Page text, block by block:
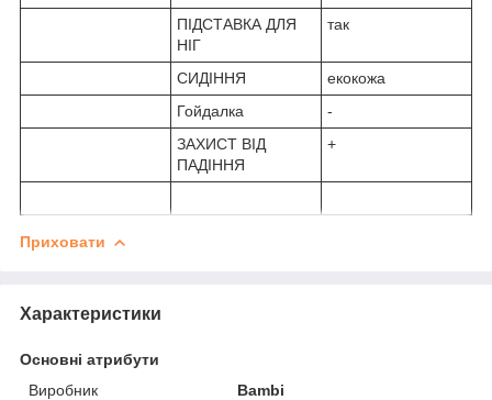
ПІДСТАВКА ДЛЯ
НІГ
так
СИДІННЯ
екокожа
Гойдалка
-
ЗАХИСТ ВІД
ПАДІННЯ
+
Приховати
Характеристики
Основні атрибути
Виробник
Bambi